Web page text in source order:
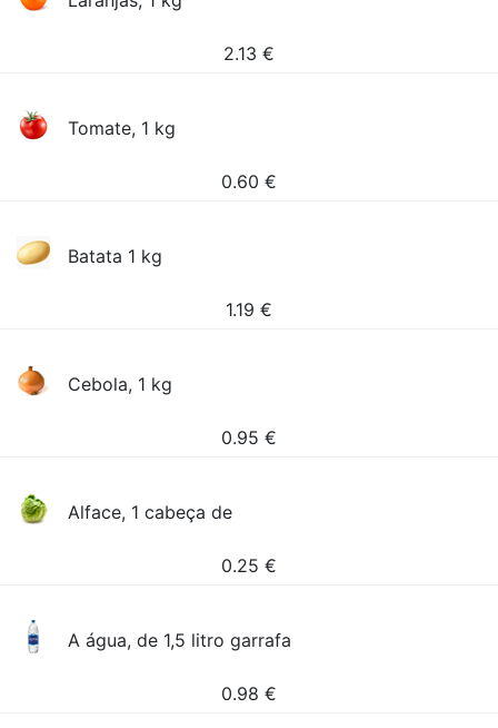
2.13 €
Tomate, 1 kg
0.60 €
Batata 1 kg
1.19 €
Cebola, 1 kg
0.95 €
Alface, 1 cabeça de
0.25 €
A água, de 1,5 litro garrafa
0.98 €